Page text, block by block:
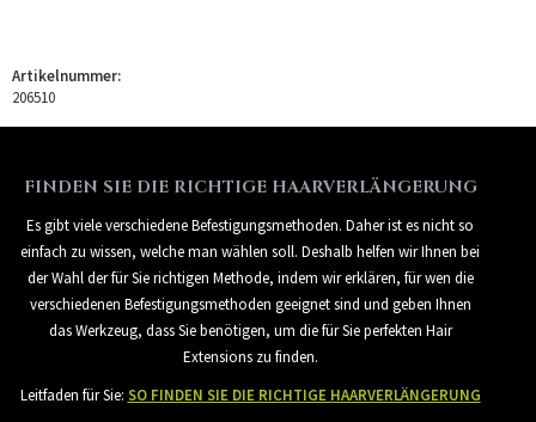
Artikelnummer:
206510
FINDEN SIE DIE RICHTIGE HAARVERLÄNGERUNG
Es gibt viele verschiedene Befestigungsmethoden. Daher ist es nicht so
einfach zu wissen, welche man wählen soll. Deshalb helfen wir Ihnen bei
der Wahl der für Sie richtigen Methode, indem wir erklären, für wen die
verschiedenen Befestigungsmethoden geeignet sind und geben Ihnen
das Werkzeug, dass Sie benötigen, um die für Sie perfekten Hair
Extensions zu finden.
Leitfaden für Sie: SO FINDEN SIE DIE RICHTIGE HAARVERLÄNGERUNG